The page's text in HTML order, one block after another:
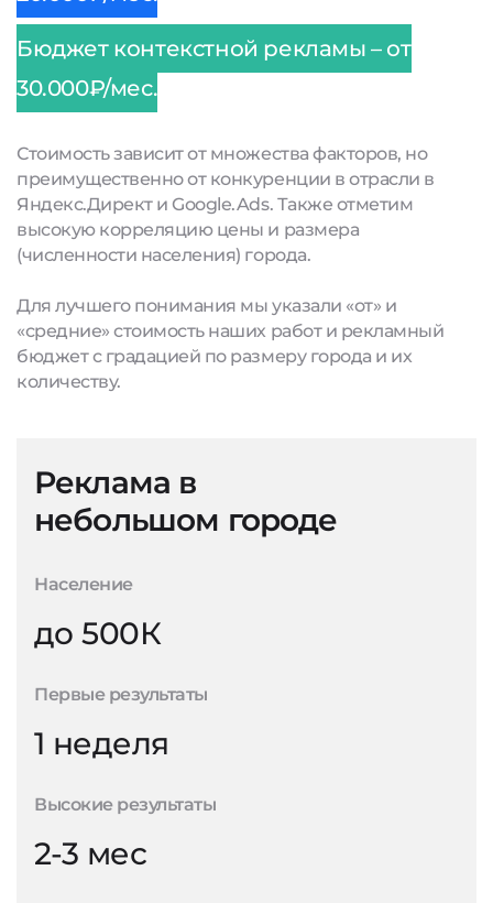
Бюджет контекстной рекламы – от
30.000₽/мес.
Стоимость зависит от множества факторов, но
преимущественно от конкуренции в отрасли в
Яндекс.Директ и Google.Ads. Также отметим
высокую корреляцию цены и размера
(численности населения) города.
Для лучшего понимания мы указали «от» и
«средние» стоимость наших работ и рекламный
бюджет с градацией по размеру города и их
количеству.
Реклама в
небольшом городе
Население
до 500К
Первые результаты
1 неделя
Высокие результаты
2-3 мес